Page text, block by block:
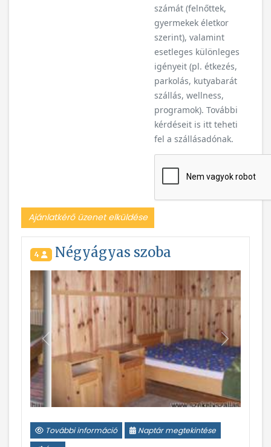
számát (felnőttek,
gyermekek életkor
szerint), valamint
esetleges különleges
igényeit (pl. étkezés,
parkolás, kutyabarát
szállás, wellness,
programok). További
kérdéseit is itt teheti
fel a szállásadónak.
Ajánlatkérő üzenet elküldése
4 Négyágyas szoba
Vissza
További információ
Naptár megtekintése